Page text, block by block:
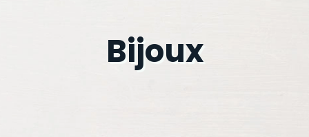
Bijoux